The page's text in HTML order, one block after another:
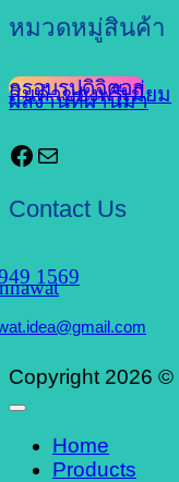
หมวดหมู่สินค้า
กรอบรูปดิจิตอล
สินค้าของพรีเมี่ยม
ผลงานที่ผ่านมา
Facebook
Mail
Contact Us
1569
Copyright 2026 ©
Home
Products